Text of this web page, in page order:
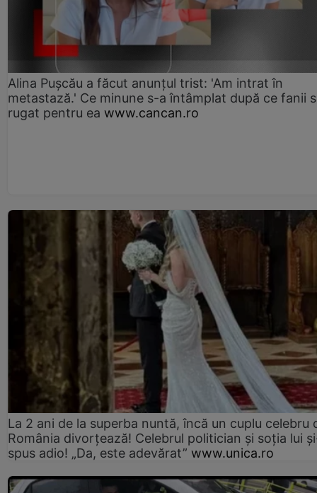
Alina Pușcău a făcut anunțul trist: 'Am intrat în
metastază.' Ce minune s-a întâmplat după ce fanii
rugat pentru ea www.cancan.ro
La 2 ani de la superba nuntă, încă un cuplu celebru
România divorțează! Celebrul politician și soția lui
spus adio! „Da, este adevărat” www.unica.ro